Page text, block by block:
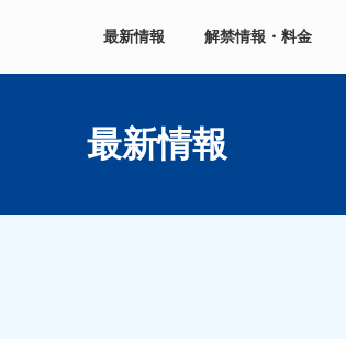
最新情報 解禁情報・料金
最新情報